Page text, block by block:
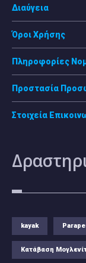
Διαύγεια
Όροι Χρήσης
Πληροφορίες
Προστασία
Στοιχεία
kayak
Κατάβαση